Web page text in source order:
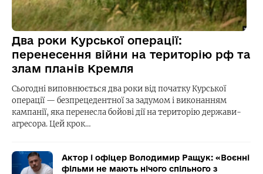
Два роки Курської операції:
перенесення війни на територію рф та
злам планів Кремля
Сьогодні виповнюється два роки від початку Курської
операції — безпрецедентної за задумом і виконанням
кампанії, яка перенесла бойові дії на територію держави-
агресора. Цей крок…
Актор і офіцер Володимир Ращук: «Воєнні
фільми не мають нічого спільного з